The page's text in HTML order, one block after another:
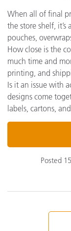
When all of final
the store shelf,
pouches,
How close is the
much time and
printing, and
Is it an issue with
designs come
labels, cartons,
Posted